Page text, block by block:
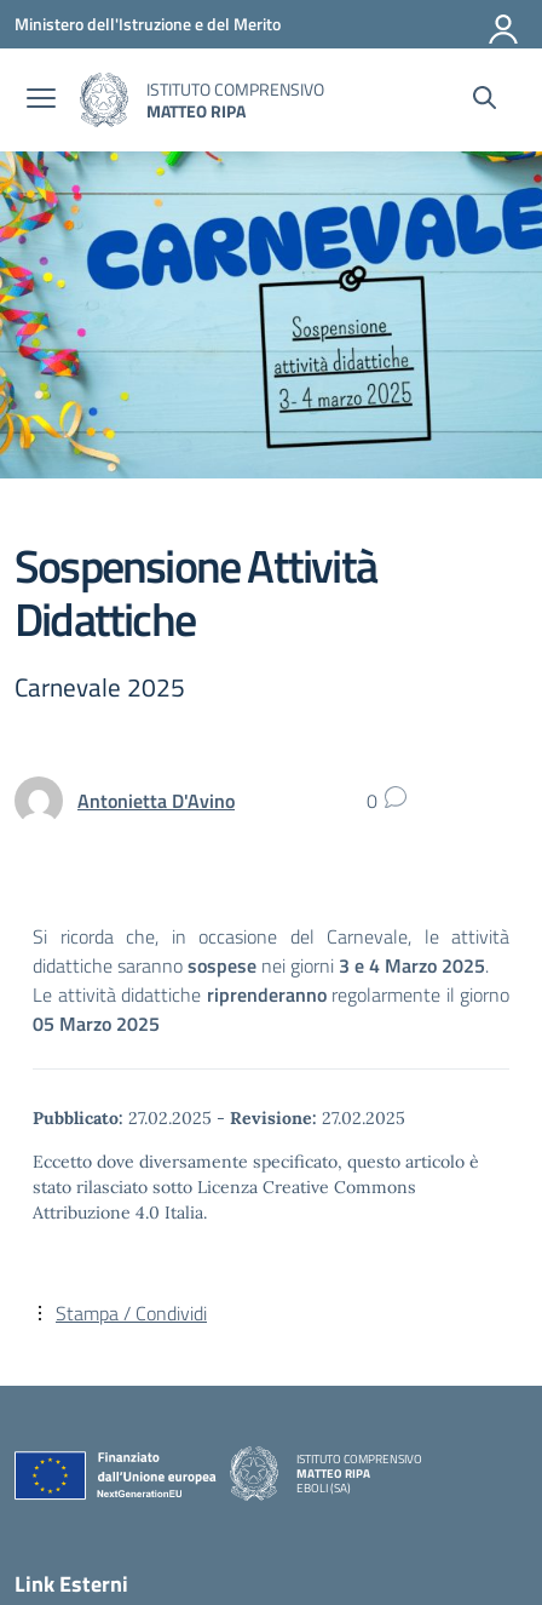
Vai ai contenuti
Vai al menu di navigazione
Vai al footer
Ministero dell'Istruzione e del Merito
ISTITUTO COMPRENSIVO
MATTEO RIPA
Sospensione Attività
Didattiche
Carnevale 2025
Antonietta D'Avino 0
Si ricorda che, in occasione del Carnevale, le attività
didattiche sarannosospese nei giorni 3 e 4 Marzo 2025.
Le attività didattiche riprenderannoregolarmente il giorno
05 Marzo 2025
Pubblicato: 27.02.2025 - Revisione: 27.02.2025
Eccetto dove diversamente specificato, questo articolo è
stato rilasciato sotto Licenza Creative Commons
Attribuzione 4.0 Italia.
Stampa / Condividi
ISTITUTO COMPRENSIVO
MATTEO RIPA
EBOLI (SA)
Link Esterni